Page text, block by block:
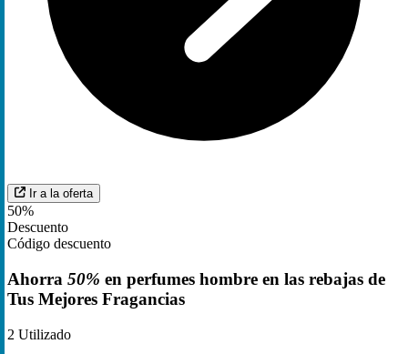
Ir a la oferta
50%
Descuento
Código descuento
Ahorra 50% en perfumes hombre en las rebajas de
Tus Mejores Fragancias
2 Utilizado